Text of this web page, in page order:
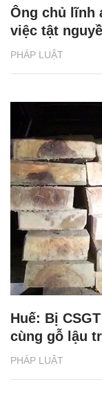
PHÁP LUẬT
Ông chủ lĩnh
việc tật
PHÁP LUẬT
Huế: Bị
cùng gỗ lậu